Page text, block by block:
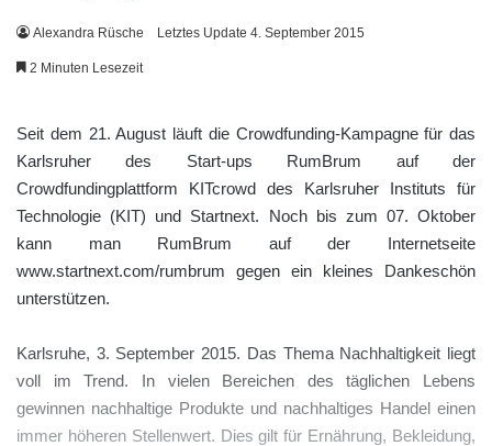
Alexandra Rüsche Letztes Update 4. September 2015
2 Minuten Lesezeit
Seit dem 21. August läuft die Crowdfunding-Kampagne für das
Karlsruher des Start-ups RumBrum auf der
Crowdfundingplattform KITcrowd des Karlsruher Instituts für
Technologie (KIT) und Startnext. Noch bis zum 07. Oktober
kann man RumBrum auf der Internetseite
www.startnext.com/rumbrum gegen ein kleines Dankeschön
unterstützen.
Karlsruhe, 3. September 2015. Das Thema Nachhaltigkeit liegt
voll im Trend. In vielen Bereichen des täglichen Lebens
gewinnen nachhaltige Produkte und nachhaltiges Handel einen
immer höheren Stellenwert. Dies gilt für Ernährung, Bekleidung,